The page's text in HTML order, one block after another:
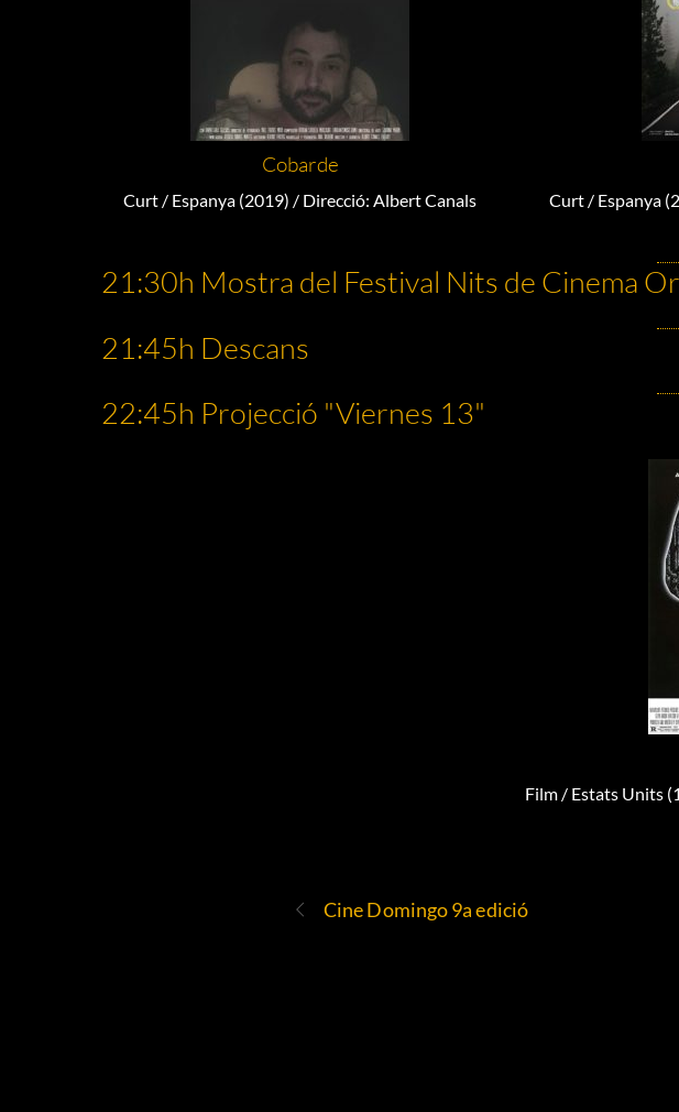
Cobarde
Curt / Espanya (2019) / Direcció: Albert Canals
Curt / Espanya
21:30h Mostra del Festival Nits de Cinema
21:45h Descans
22:45h Projecció "Viernes 13"
Film / Estats Units
Cine Domingo 9a edició